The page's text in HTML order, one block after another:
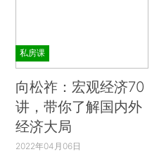
私房课
向松祚：宏观经济70
讲，带你了解国内外
经济大局
2022年04月06日